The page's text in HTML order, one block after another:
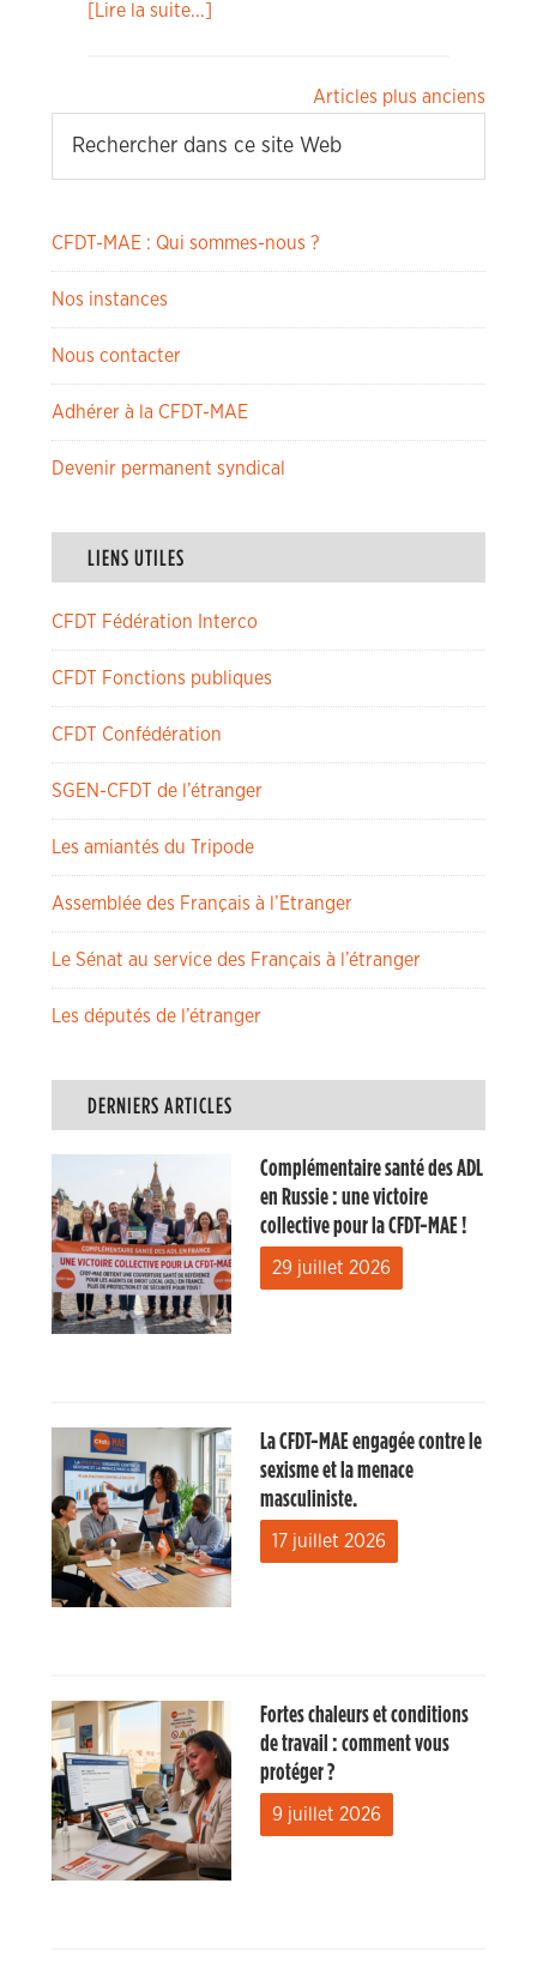
[Lire la suite...]
des
articles
Articles plus anciens
CFDT-MAE : Qui sommes-nous ?
Nos instances
Nous contacter
Adhérer à la CFDT-MAE
Devenir permanent syndical
LIENS UTILES
CFDT Fédération Interco
CFDT Fonctions publiques
CFDT Confédération
SGEN-CFDT de l’étranger
Les amiantés du Tripode
Assemblée des Français à l’Etranger
Le Sénat au service des Français à l’étranger
Les députés de l’étranger
DERNIERS ARTICLES
Complémentaire santé des ADL
en Russie : une victoire
collective pour la CFDT-MAE !
29 juillet 2026
La CFDT-MAE engagée contre le
sexisme et la menace
masculiniste.
17 juillet 2026
Fortes chaleurs et conditions
de travail : comment vous
protéger ?
9 juillet 2026